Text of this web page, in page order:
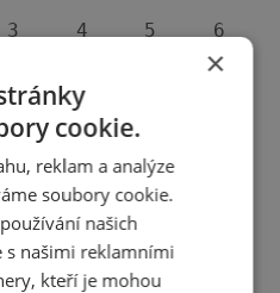
3 4 5 6
×
cookie.
reklam a analýze
soubory cookie.
našich
s našimi reklamními
kteří je mohou